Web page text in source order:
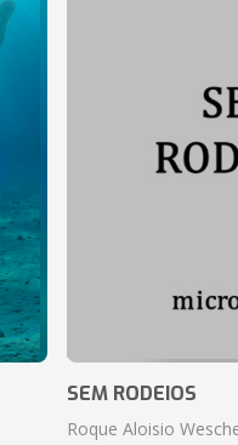
SEM RODEIOS
Roque Aloisio